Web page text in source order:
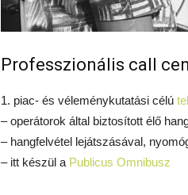
Professzionális call
1. piac- és véleménykutatási célú
– operátorok által biztosított élő
– hangfelvétel lejátszásával,
– itt készül a Publicus Omnibusz